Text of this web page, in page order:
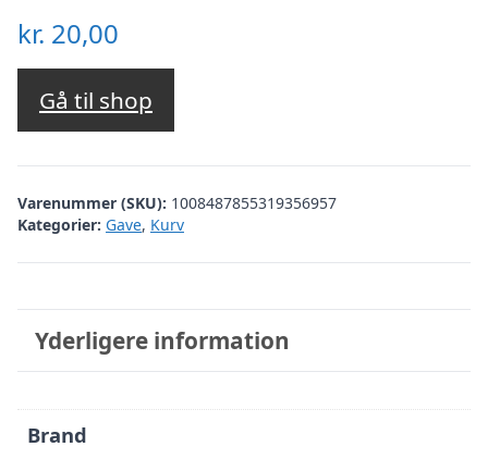
kr. 20,00
Gå til shop
Varenummer (SKU): 1008487855319356957
Kategorier: Gave, Kurv
Yderligere information
Brand